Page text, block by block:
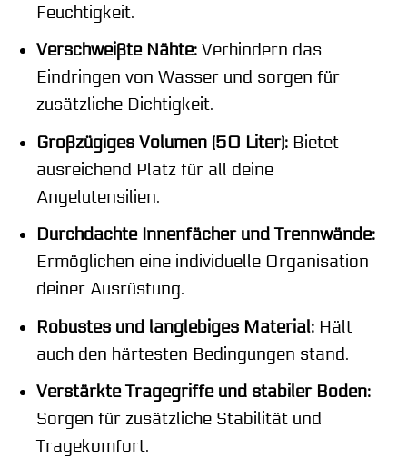
Feuchtigkeit.
Verschweißte Nähte:Verhindern das
Eindringen von Wasser und sorgen für
zusätzliche Dichtigkeit.
Großzügiges Volumen (50 Liter):Bietet
ausreichend Platz für all deine
Angelutensilien.
Durchdachte Innenfächer und Trennwände:
Ermöglichen eine individuelle Organisation
deiner Ausrüstung.
Robustes und langlebiges Material:Hält
auch den härtesten Bedingungen stand.
Verstärkte Tragegriffe und stabiler Boden:
Sorgen für zusätzliche Stabilität und
Tragekomfort.